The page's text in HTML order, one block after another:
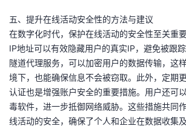
五、提升在线活动安全性的方法与建议
在数字化时代，保护在线活动的安全性至关重
IP地址可以有效隐藏用户的真实IP，避免被跟
隧道代理服务，可以加密用户的数据传输，这
境下，也能确保信息不会被窃取。此外，定期
认证也是增强账户安全的重要措施。用户还可
毒软件，进一步抵御网络威胁。这些措施共同
线活动的安全，确保了个人和企业在数据收集